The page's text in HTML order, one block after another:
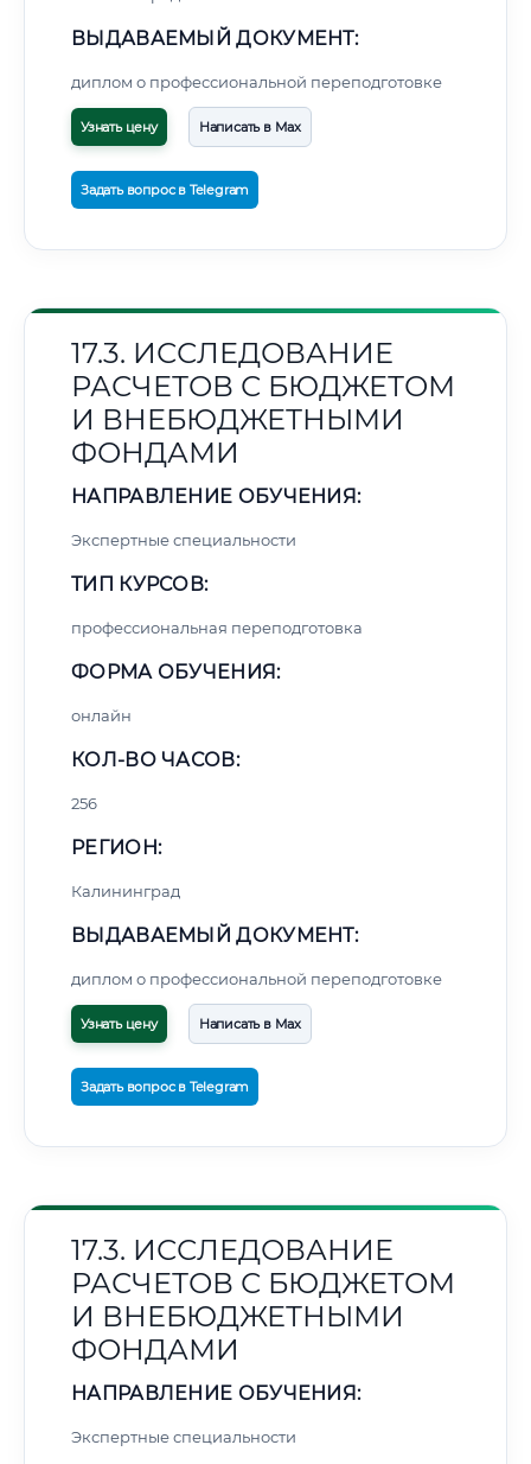
ВЫДАВАЕМЫЙ ДОКУМЕНТ:
диплом о профессиональной переподготовке
Узнать цену Написать в Max
Задать вопрос в Telegram
17.3. ИССЛЕДОВАНИЕ
РАСЧЕТОВ С БЮДЖЕТОМ
И ВНЕБЮДЖЕТНЫМИ
ФОНДАМИ
НАПРАВЛЕНИЕ ОБУЧЕНИЯ:
Экспертные специальности
ТИП КУРСОВ:
профессиональная переподготовка
ФОРМА ОБУЧЕНИЯ:
онлайн
КОЛ-ВО ЧАСОВ:
256
РЕГИОН:
Калининград
ВЫДАВАЕМЫЙ ДОКУМЕНТ:
диплом о профессиональной переподготовке
Узнать цену Написать в Max
Задать вопрос в Telegram
17.3. ИССЛЕДОВАНИЕ
РАСЧЕТОВ С БЮДЖЕТОМ
И ВНЕБЮДЖЕТНЫМИ
ФОНДАМИ
НАПРАВЛЕНИЕ ОБУЧЕНИЯ:
Экспертные специальности